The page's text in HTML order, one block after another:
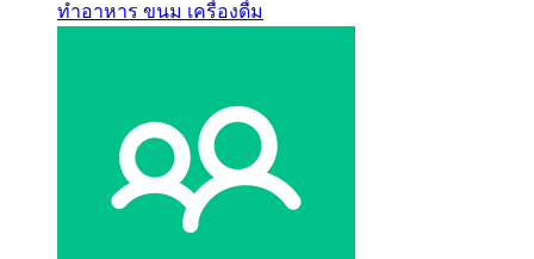
ทำอาหาร ขนม เครื่องดื่ม